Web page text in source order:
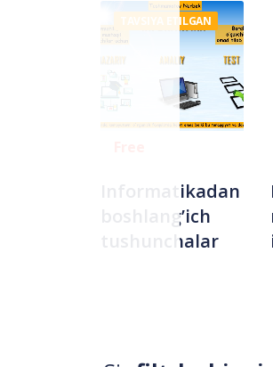
TAVSIYA ETILGAN
Informatikadan
boshlang’ich
tushunchalar